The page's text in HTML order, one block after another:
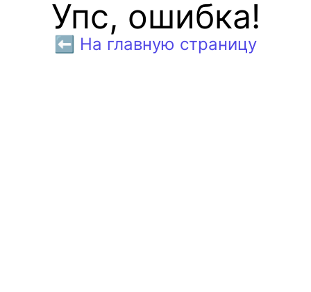
Упс, ошибка!
⬅️ На главную страницу